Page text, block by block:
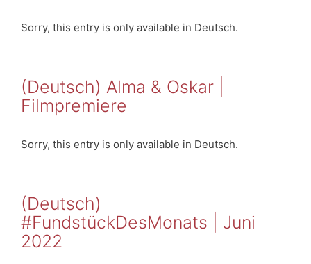
Sorry, this entry is only available in Deutsch.
(Deutsch) Alma & Oskar |
Filmpremiere
Sorry, this entry is only available in Deutsch.
(Deutsch)
#FundstückDesMonats | Juni
2022